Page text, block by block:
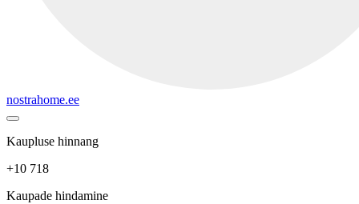
nostrahome.ee
Kaupluse hinnang
+10 718
Kaupade hindamine